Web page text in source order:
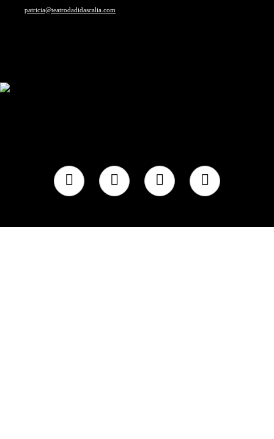
patricia@teatrodadidascalia.com